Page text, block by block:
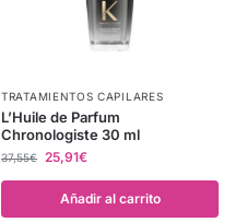
TRATAMIENTOS CAPILARES
L’Huile de Parfum
Chronologiste 30 ml
37,55€ 25,91€
Añadir al carrito